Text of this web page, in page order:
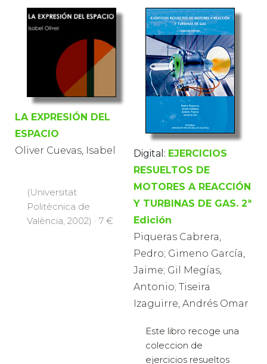
LA EXPRESIÓN DEL
ESPACIO
Oliver Cuevas, Isabel
(Universitat
Politècnica de
València, 2002) · 7 €
Digital: EJERCICIOS
RESUELTOS DE
MOTORES A REACCIÓN
Y TURBINAS DE GAS. 2ª
Edición
Piqueras Cabrera,
Pedro; Gimeno García,
Jaime; Gil Megías,
Antonio; Tiseira
Izaguirre, Andrés Omar
Este libro recoge una
coleccion de
ejercicios resueltos